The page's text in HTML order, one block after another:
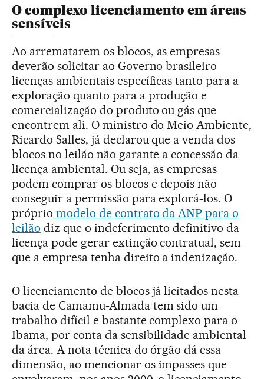
O complexo licenciamento em áreas
sensíveis
Ao arrematarem os blocos, as empresas
deverão solicitar ao Governo brasileiro
licenças ambientais específicas tanto para a
exploração quanto para a produção e
comercialização do produto ou gás que
encontrem ali. O ministro do Meio Ambiente,
Ricardo Salles, já declarou que a venda dos
blocos no leilão não garante a concessão da
licença ambiental. Ou seja, as empresas
podem comprar os blocos e depois não
conseguir a permissão para explorá-los. O
próprio modelo de contrato da ANP para o
leilão diz que o indeferimento definitivo da
licença pode gerar extinção contratual, sem
que a empresa tenha direito a indenização.
O licenciamento de blocos já licitados nesta
bacia de Camamu-Almada tem sido um
trabalho difícil e bastante complexo para o
Ibama, por conta da sensibilidade ambiental
da área. A nota técnica do órgão dá essa
dimensão, ao mencionar os impasses que